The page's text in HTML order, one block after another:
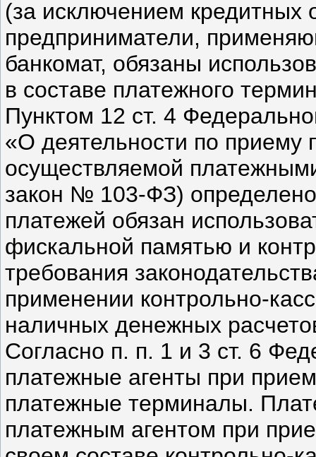
(за исключением кредитных
предприниматели,
банкомат, обязаны
в составе платежного
Пунктом 12 ст. 4
«О деятельности по приему
осуществляемой
закон № 103-ФЗ)
платежей обязан
фискальной памятью и
требования
применении контрольно-
наличных денежных
Согласно п. п. 1 и 3 ст. 6
платежные агенты при
платежные терминалы.
платежным агентом при